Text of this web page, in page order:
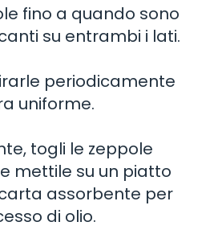
fino a quando sono
su entrambi i lati.
periodicamente
uniforme.
togli le zeppole
mettile su un piatto
assorbente per
di olio.